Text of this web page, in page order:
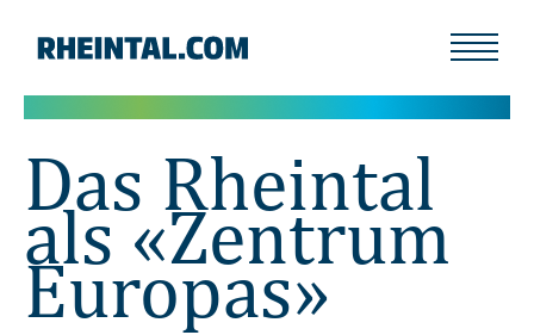
Das Rheintal
als «Zentrum
Europas»